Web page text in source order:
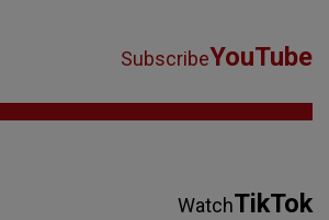
SubscribeYouTube
WatchTikTok